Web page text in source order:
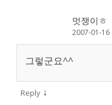
멋쟁이ㅎ
2007-01-16
그렇군요^^
Reply ↓